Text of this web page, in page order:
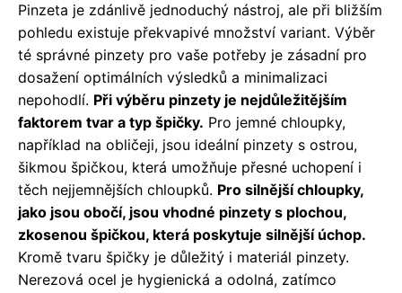
Pinzeta je zdánlivě jednoduchý nástroj, ale při bližším
pohledu existuje překvapivé množství variant. Výběr
té správné pinzety pro vaše potřeby je zásadní pro
dosažení optimálních výsledků a minimalizaci
nepohodlí. Při výběru pinzety je nejdůležitějším
faktorem tvar a typ špičky. Pro jemné chloupky,
například na obličeji, jsou ideální pinzety s ostrou,
šikmou špičkou, která umožňuje přesné uchopení i
těch nejjemnějších chloupků. Pro silnější chloupky,
jako jsou obočí, jsou vhodné pinzety s plochou,
zkosenou špičkou, která poskytuje silnější úchop.
Kromě tvaru špičky je důležitý i materiál pinzety.
Nerezová ocel je hygienická a odolná, zatímco